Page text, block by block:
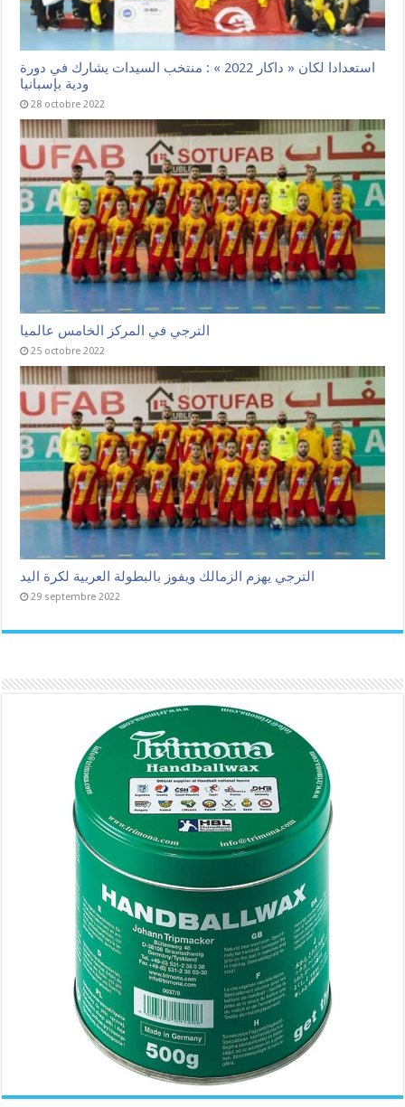
استعدادا لكان « داكار 2022 » : منتخب السيدات يشارك في دورة
ودية بإسبانيا
28 octobre 2022
الترجي في المركز الخامس عالميا
25 octobre 2022
الترجي يهزم الزمالك ويفوز بالبطولة العربية لكرة اليد
29 septembre 2022